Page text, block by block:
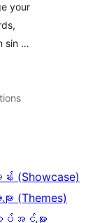
your
sin …
န်း (Showcase)
းများ (Themes)
အင်များ